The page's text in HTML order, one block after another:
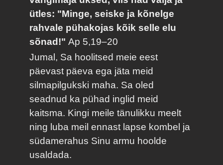
ütles: "Minge, seiske ja kõnelge
rahvale pühakojas kõik selle elu
sõnad!"Ap 5,19–20
Jumal, Sa hoolitsed meie eest
päevast päeva ega jäta meid
silmapilgukski maha. Sa oled
seadnud ka pühad inglid meid
kaitsma. Kingi meile tänulikku meelt
ning luba meil ennast lapse kombel ja
südamerahus Sinu armu hoolde
usaldada.